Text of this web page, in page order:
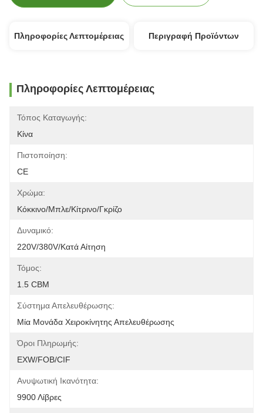
Πληροφορίες Λεπτομέρειας Περιγραφή Προϊόντων
Πληροφορίες Λεπτομέρειας
Τόπος Καταγωγής:
Κίνα
Πιστοποίηση:
CE
Χρώμα:
Κόκκινο/μπλε/κίτρινο/γκρίζο
Δυναμικό:
220V/380V/κατά Αίτηση
Τόμος:
1.5 CBM
Σύστημα Απελευθέρωσης:
Μία Μονάδα Χειροκίνητης Απελευθέρωσης
Όροι Πληρωμής:
EXW/FOB/CIF
Ανυψωτική Ικανότητα:
9900 Λίβρες